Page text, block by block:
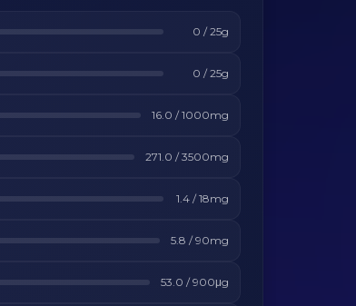
0 /25g
0 /25g
16.0 /1000mg
271.0 /3500mg
1.4 /18mg
5.8 /90mg
53.0 /900μg